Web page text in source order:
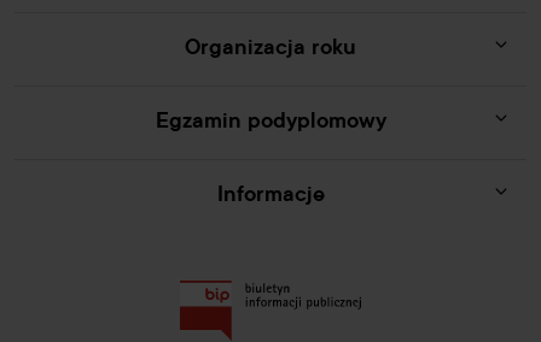
Organizacja roku
Egzamin podyplomowy
Informacje